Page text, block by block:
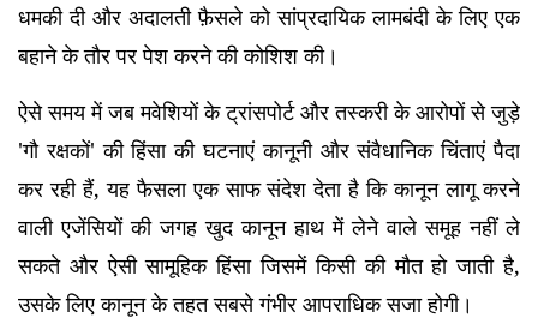
धमकी दी और अदालती फ़ैसले को सांप्रदायिक लामबंदी के लिए एक
बहाने के तौर पर पेश करने की कोशिश की।
ऐसे समय में जब मवेशियों के ट्रांसपोर्ट और तस्करी के आरोपों से जुड़े
'गौ रक्षकों' की हिंसा की घटनाएं कानूनी और संवैधानिक चिंताएं पैदा
कर रही हैं, यह फैसला एक साफ संदेश देता है कि कानून लागू करने
वाली एजेंसियों की जगह खुद कानून हाथ में लेने वाले समूह नहीं ले
सकते और ऐसी सामूहिक हिंसा जिसमें किसी की मौत हो जाती है,
उसके लिए कानून के तहत सबसे गंभीर आपराधिक सजा होगी।